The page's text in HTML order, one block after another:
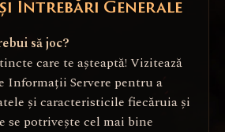
Întrebări Generale
să joc?
care te așteaptă! Vizitează
Informații Servere pentru a
și caracteristicile fiecăruia și
se potrivește cel mai bine